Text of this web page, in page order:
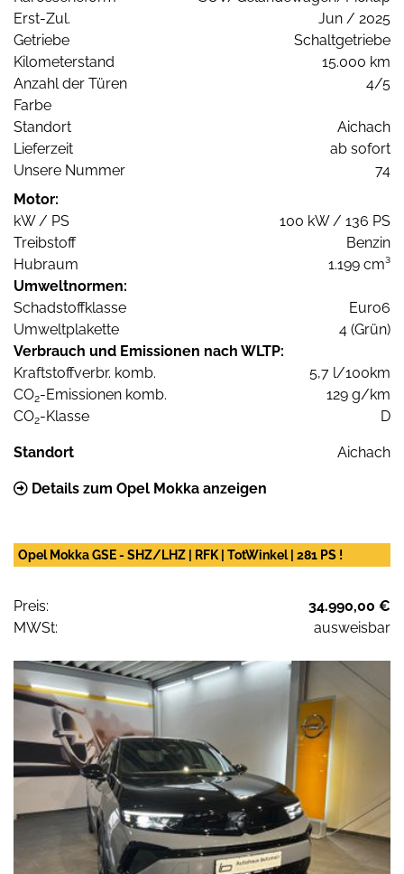
Erst-Zul.
Jun / 2025
Getriebe
Schaltgetriebe
Kilometerstand
15.000 km
Anzahl der Türen
4/5
Farbe
Standort
Aichach
Lieferzeit
ab sofort
Unsere Nummer
74
Motor:
kW / PS
100 kW / 136 PS
Treibstoff
Benzin
Hubraum
1.199 cm³
Umweltnormen:
Schadstoffklasse
Euro6
Umweltplakette
4 (Grün)
Verbrauch und Emissionen nach WLTP:
Kraftstoffverbr. komb.
5,7 l/100km
CO2-Emissionen komb.
129 g/km
CO2-Klasse D
Standort Aichach
Details zum Opel Mokka anzeigen
Opel Mokka GSE - SHZ/LHZ | RFK | TotWinkel | 281 PS !
Preis:
34.990,00 €
MWSt:
ausweisbar